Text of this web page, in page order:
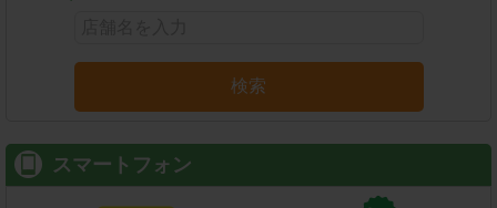
検索
スマートフォン